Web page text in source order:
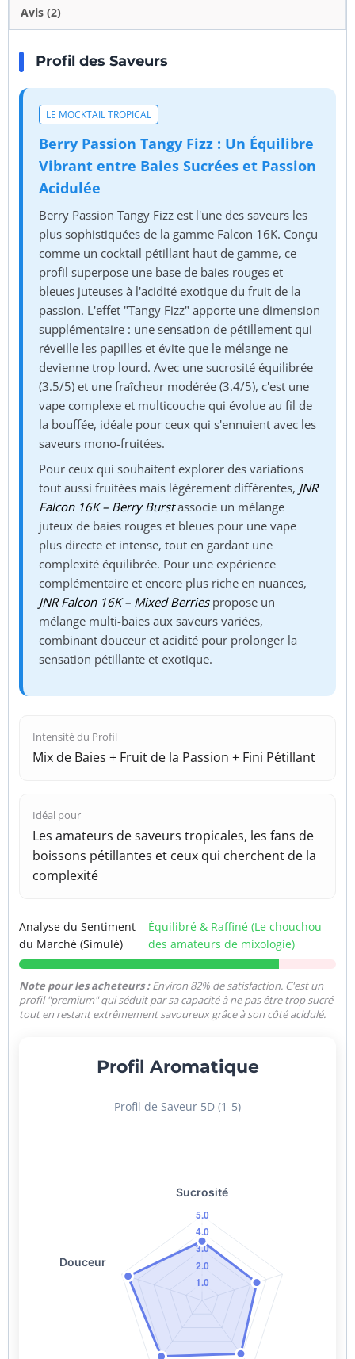
Avis (2)
Profil des Saveurs
LE MOCKTAIL TROPICAL
Berry Passion Tangy Fizz : Un Équilibre
Vibrant entre Baies Sucrées et Passion
Acidulée
Berry Passion Tangy Fizz est l'une des saveurs les
plus sophistiquées de la gamme Falcon 16K. Conçu
comme un cocktail pétillant haut de gamme, ce
profil superpose une base de baies rouges et
bleues juteuses à l'acidité exotique du fruit de la
passion. L'effet "Tangy Fizz" apporte une dimension
supplémentaire : une sensation de pétillement qui
réveille les papilles et évite que le mélange ne
devienne trop lourd. Avec une sucrosité équilibrée
(3.5/5) et une fraîcheur modérée (3.4/5), c'est une
vape complexe et multicouche qui évolue au fil de
la bouffée, idéale pour ceux qui s'ennuient avec les
saveurs mono-fruitées.
Pour ceux qui souhaitent explorer des variations
tout aussi fruitées mais légèrement différentes, JNR
Falcon 16K – Berry Burstassocie un mélange
juteux de baies rouges et bleues pour une vape
plus directe et intense, tout en gardant une
complexité équilibrée. Pour une expérience
complémentaire et encore plus riche en nuances,
JNR Falcon 16K – Mixed Berriespropose un
mélange multi-baies aux saveurs variées,
combinant douceur et acidité pour prolonger la
sensation pétillante et exotique.
Intensité du Profil
Mix de Baies + Fruit de la Passion + Fini Pétillant
Idéal pour
Les amateurs de saveurs tropicales, les fans de
boissons pétillantes et ceux qui cherchent de la
complexité
Analyse du Sentiment
du Marché (Simulé)
Équilibré & Raffiné (Le chouchou
des amateurs de mixologie)
Note pour les acheteurs :Environ 82% de satisfaction. C'est un
profil "premium" qui séduit par sa capacité à ne pas être trop sucré
tout en restant extrêmement savoureux grâce à son côté acidulé.
Profil Aromatique
Profil de Saveur 5D (1-5)